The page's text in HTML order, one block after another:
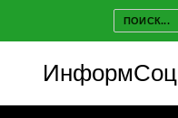
ИнформСоц